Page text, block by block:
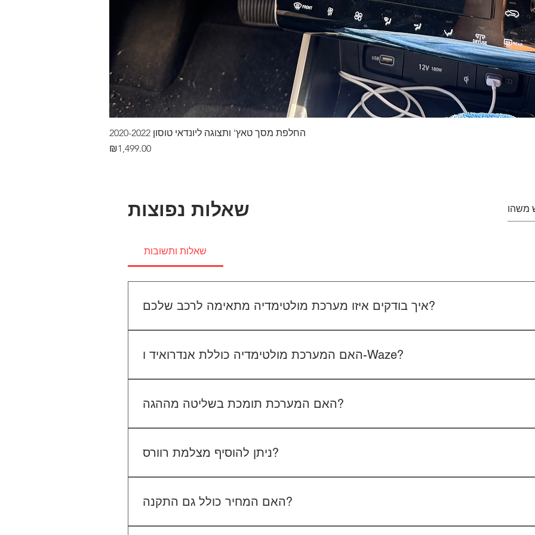
החלפת מסך טאץ' ותצוגה ליונדאי טוסון 2020-2022
Price
₪1,499.00
שאלות נפוצות
שאלות ותשובות
איך בודקים איזו מערכת מולטימדיה מתאימה לרכב שלכם?
מתאים לכם.
האם המערכת מולטימדיה כוללת אנדרואיד ו-Waze?
האם המערכת תומכת בשליטה מההגה?
אלינו לפני ההתקנה.
ניתן להוסיף מצלמת רוורס?
האם המחיר כולל גם התקנה?